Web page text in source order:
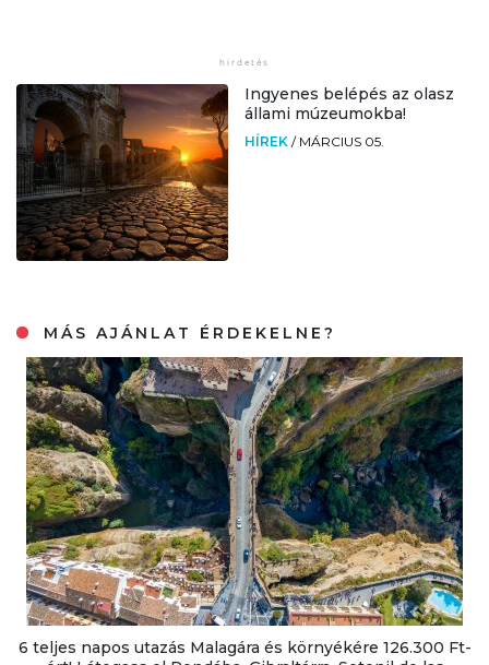
Ingyenes belépés az olasz
állami múzeumokba!
HÍREK / MÁRCIUS 05.
MÁS AJÁNLAT ÉRDEKELNE?
6 teljes napos utazás Malagára és környékére 126.300 Ft-